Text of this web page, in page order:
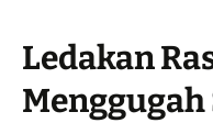
Ledakan